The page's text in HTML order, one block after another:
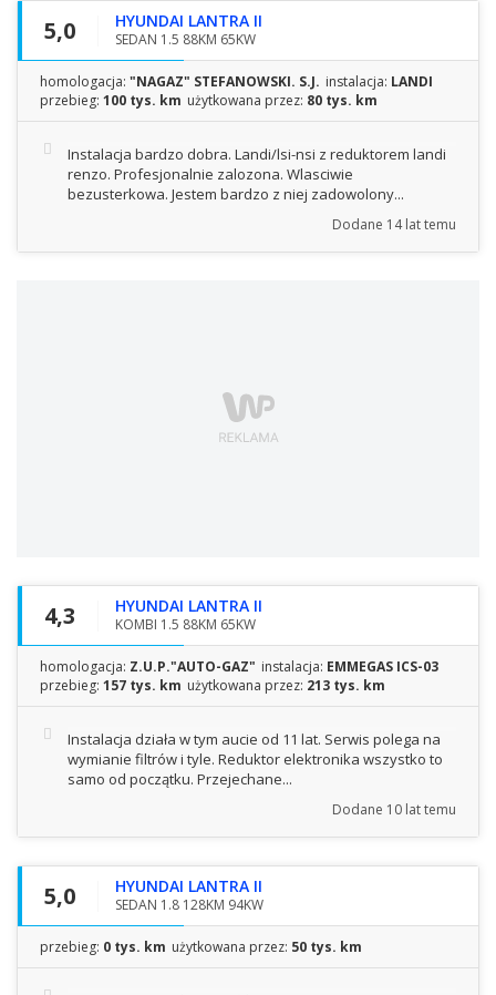
5,0 HYUNDAI LANTRA II
SEDAN 1.5 88KM 65KW
homologacja: "NAGAZ" STEFANOWSKI. S.J. instalacja: LANDI
przebieg: 100 tys. km użytkowana przez: 80 tys. km
Instalacja bardzo dobra. Landi/lsi-nsi z reduktorem landi
renzo. Profesjonalnie zalozona. Wlasciwie
bezusterkowa. Jestem bardzo z niej zadowolony...
Dodane 14 lat temu
4,3 HYUNDAI LANTRA II
KOMBI 1.5 88KM 65KW
homologacja: Z.U.P."AUTO-GAZ" instalacja: EMMEGAS ICS-03
przebieg: 157 tys. km użytkowana przez: 213 tys. km
Instalacja działa w tym aucie od 11 lat. Serwis polega na
wymianie filtrów i tyle. Reduktor elektronika wszystko to
samo od początku. Przejechane...
Dodane 10 lat temu
5,0 HYUNDAI LANTRA II
SEDAN 1.8 128KM 94KW
przebieg: 0 tys. km użytkowana przez: 50 tys. km